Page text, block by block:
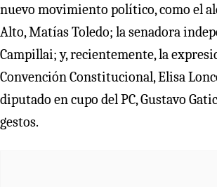
nuevo movimiento político, como el
Alto, Matías Toledo; la senadora
Campillai; y, recientemente, la
Convención Constitucional, Elisa
diputado en cupo del PC, Gustavo
gestos.